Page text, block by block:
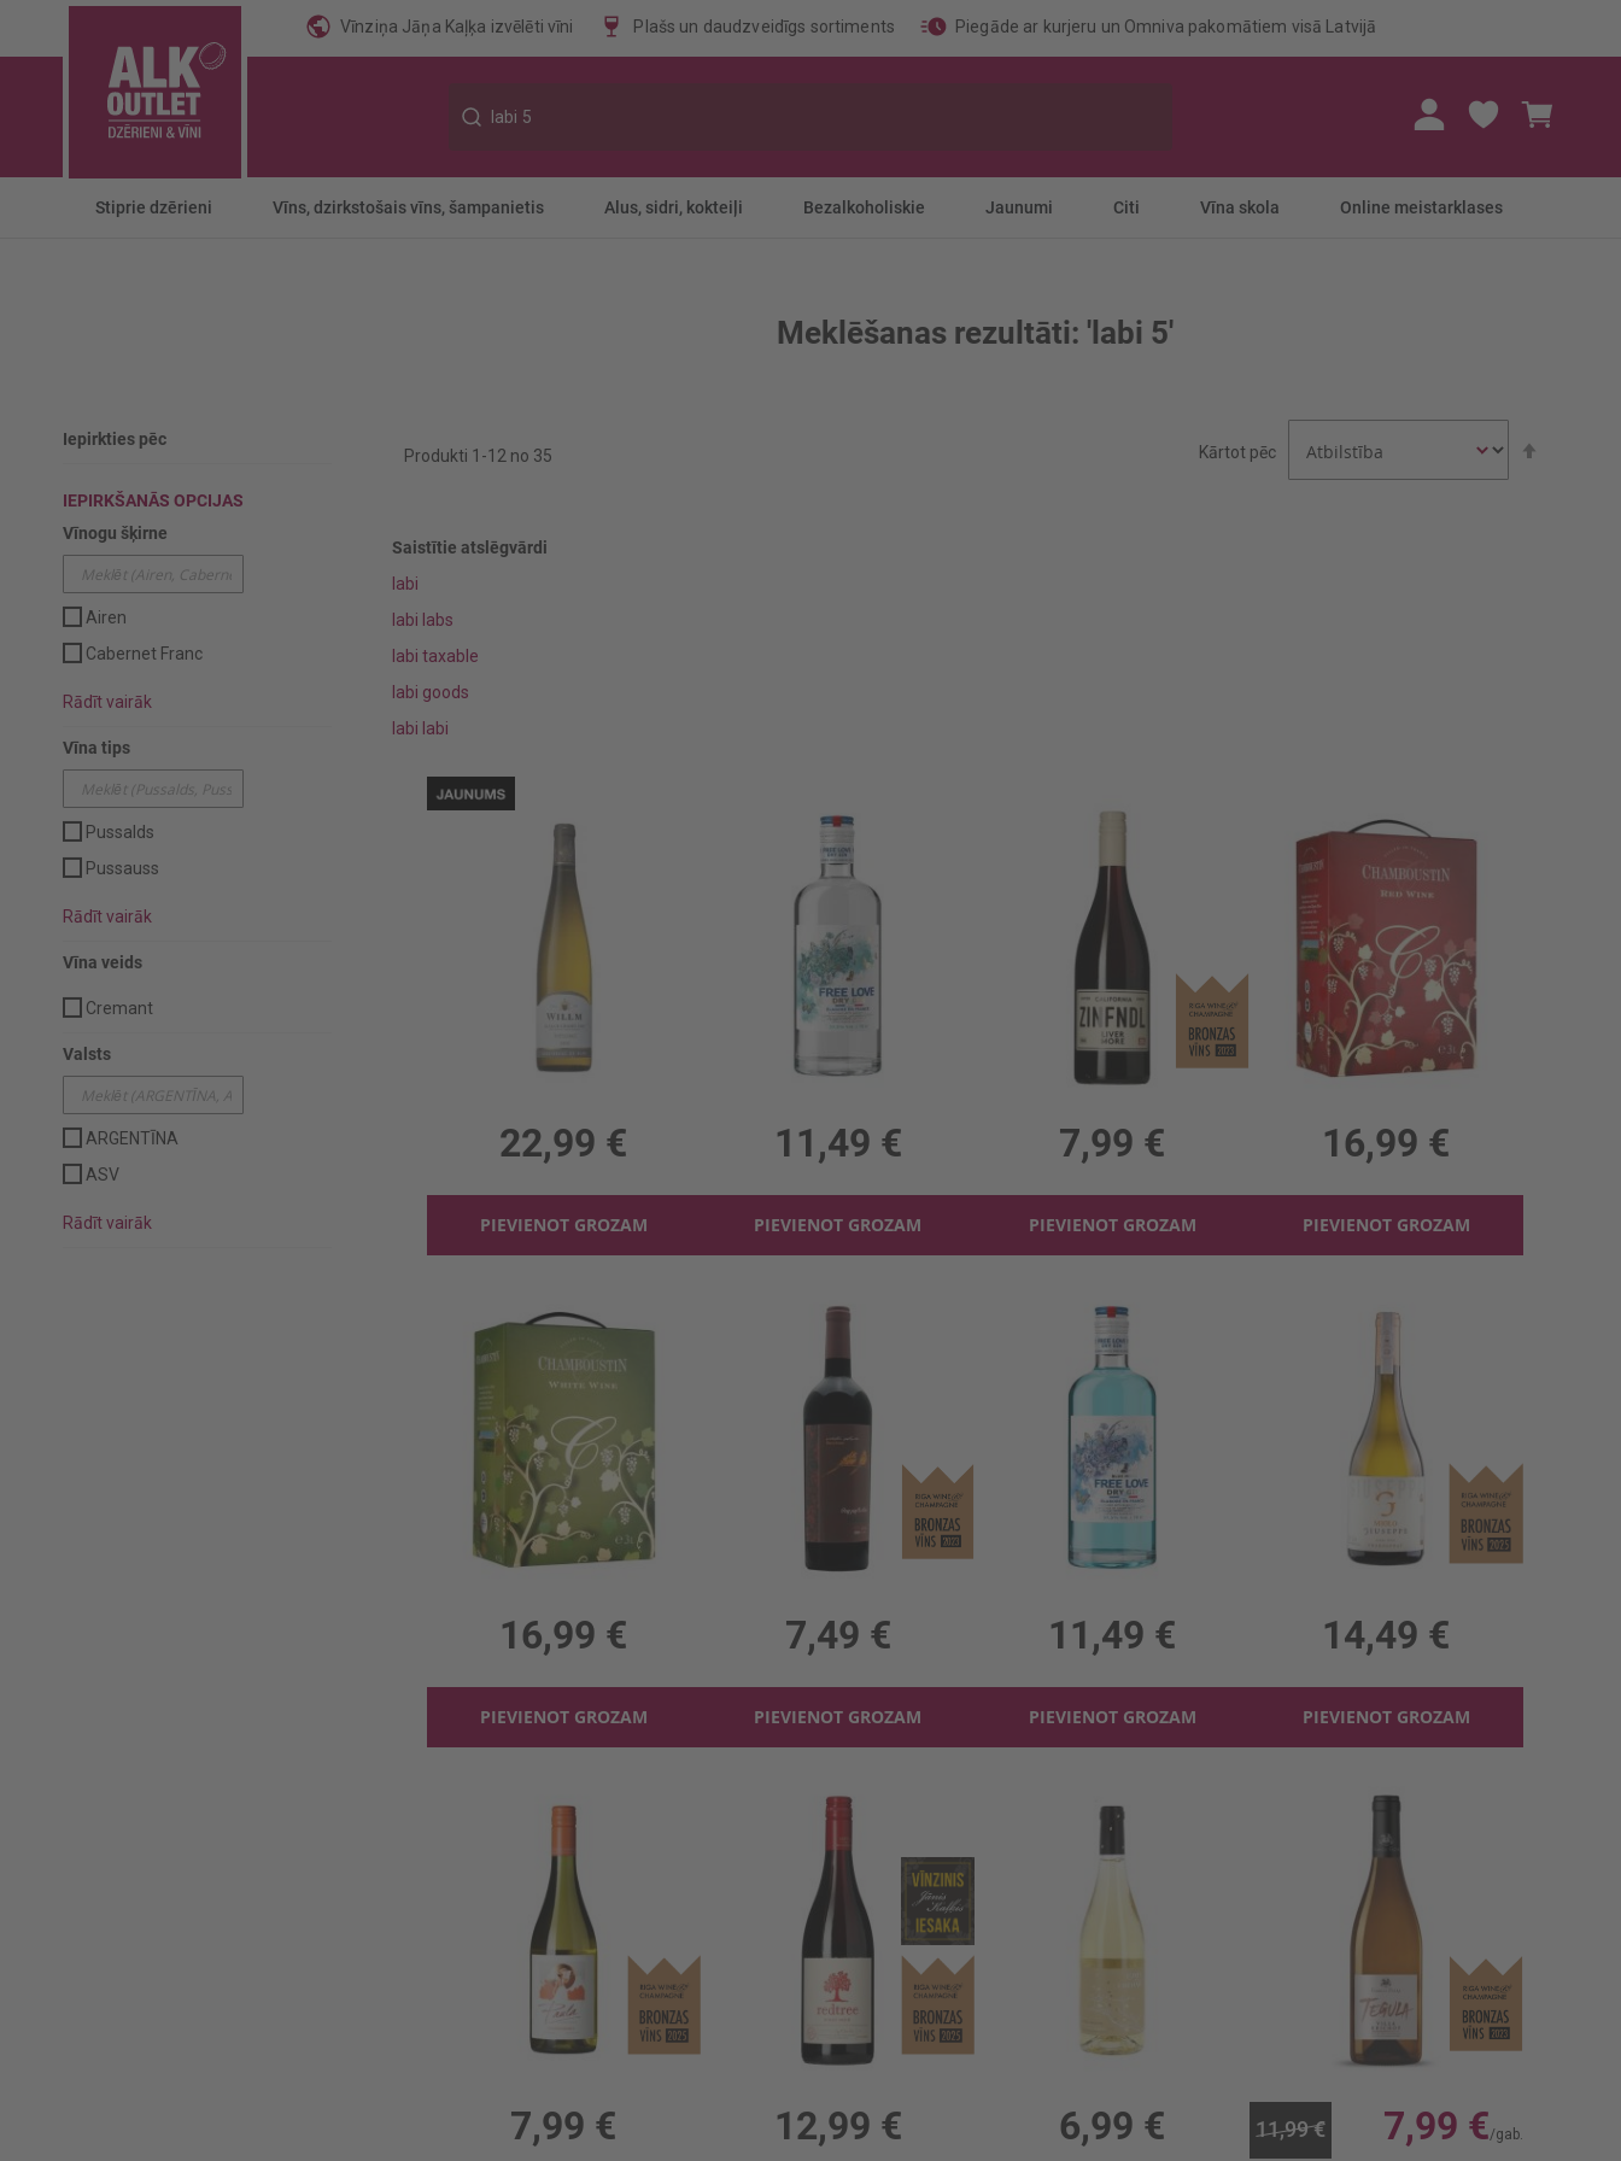
Vīnziņa Jāņa Kaļķa izvēlēti vīni Plašs un daudzveidīgs sortiments Piegāde ar kurjeru un Omniva pakomātiem visā Latvijā
Stiprie dzērieni Vīns, dzirkstošais vīns, šampanietis Alus, sidri, kokteiļi Bezalkoholiskie Jaunumi Citi Vīna skola Online meistarklases
Meklēšanas rezultāti: 'labi 5'
Produkti 1 -12 no 35 Kārtot pēc
Saistītie atslēgvārdi
labi
labi labs
labi taxable
labi goods
labi labi
22,99 €
PIEVIENOT GROZAM
Džins Free Love Dry 37.5%
11,49 €
PIEVIENOT GROZAM
Sarkanv. Liver More Zinfandel 13.5%
7,99 €
PIEVIENOT GROZAM
Sarkanv. Chamboustin 11.5%
16,99 €
PIEVIENOT GROZAM
Baltv. Chamboustin 10.5%
16,99 €
PIEVIENOT GROZAM
Sarkanv. Gurjaani Mukuzani 12.5%
7,49 €
PIEVIENOT GROZAM
11,49 €
PIEVIENOT GROZAM
Baltv. Miolo Cuvee Giuseppe Chardonnay 13.5%
14,49 €
PIEVIENOT GROZAM
Baltv. Paula Chardonnay 13.5%
7,99 €
Sarkanv. Redtree Pinot Noir 13.5%
12,99 € 6,99 €
Baltv. Villa Brichot Tegula 11.5%
11,99 € 7,99 €
Iepirkties pēc
IEPIRKŠANĀS OPCIJAS
Vīnogu šķirne
Airen
Cabernet Franc
Rādīt vairāk
Vīna tips
Pussalds
Pussauss
Rādīt vairāk
Vīna veids
Cremant
Valsts
ARGENTĪNA
ASV
Rādīt vairāk